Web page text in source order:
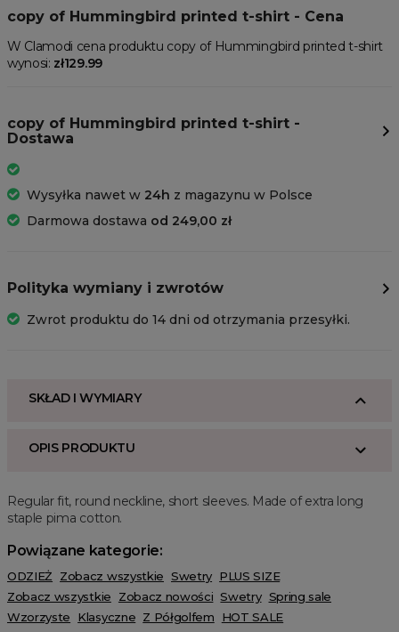
copy of Hummingbird printed t-shirt - Cena
W Clamodi cena produktu copy of Hummingbird printed t-shirt
wynosi: zł129.99
copy of Hummingbird printed t-shirt -
Dostawa
Wysyłka nawet w 24h z magazynu w Polsce
Darmowa dostawa od 249,00 zł
Polityka wymiany i zwrotów
Zwrot produktu do 14 dni od otrzymania przesyłki.
SKŁAD I WYMIARY
OPIS PRODUKTU
Regular fit, round neckline, short sleeves. Made of extra long
staple pima cotton.
Powiązane kategorie:
ODZIEŻ Zobacz wszystkie Swetry PLUS SIZE
Zobacz wszystkie
Zobacz nowości Swetry Spring sale
Wzorzyste
Klasyczne Z Półgolfem
HOT SALE